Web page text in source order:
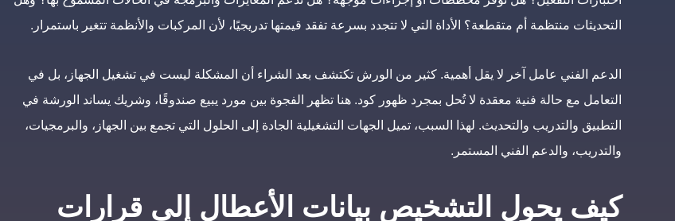
التحديثات منتظمة أم متقطعة؟ الأداة التي لا تتجدد بسرعة تفقد قيمتها تدريجيًا، لأن المركبات والأنظمة تتغير باستمرار.
الدعم الفني عامل آخر لا يقل أهمية. كثير من الورش تكتشف بعد الشراء أن المشكلة ليست في تشغيل الجهاز، بل في
التعامل مع حالة فنية معقدة لا تُحل بمجرد ظهور كود. هنا تظهر الفجوة بين مورد يبيع صندوقًا، وشريك يساند الورشة في
التطبيق والتدريب والتحديث. لهذا السبب، تميل الجهات التشغيلية الجادة إلى الحلول التي تجمع بين الجهاز، والبرمجيات،
والتدريب، والدعم الفني المستمر.
كيف يحول التشخيص بيانات الأعطال إلى قرارات